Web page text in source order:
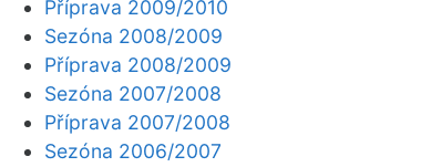
Příprava 2009/2010
Sezóna 2008/2009
Příprava 2008/2009
Sezóna 2007/2008
Příprava 2007/2008
Sezóna 2006/2007